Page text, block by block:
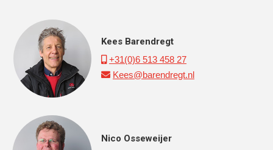
Kees Barendregt
 +31(0)6 513 458 27
 Kees@barendregt.nl
Nico Osseweijer